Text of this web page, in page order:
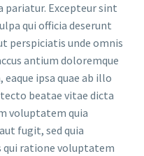
pariatur. Excepteur sint
qui officia deserunt
perspiciatis unde omnis
antium doloremque
ipsa quae ab illo
beatae vitae dicta
voluptatem quia
fugit, sed quia
qui ratione voluptatem